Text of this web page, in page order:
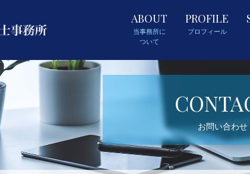
ABOUT
当事務所に
ついて
PROFILE
プロフィール
お問い合わせ